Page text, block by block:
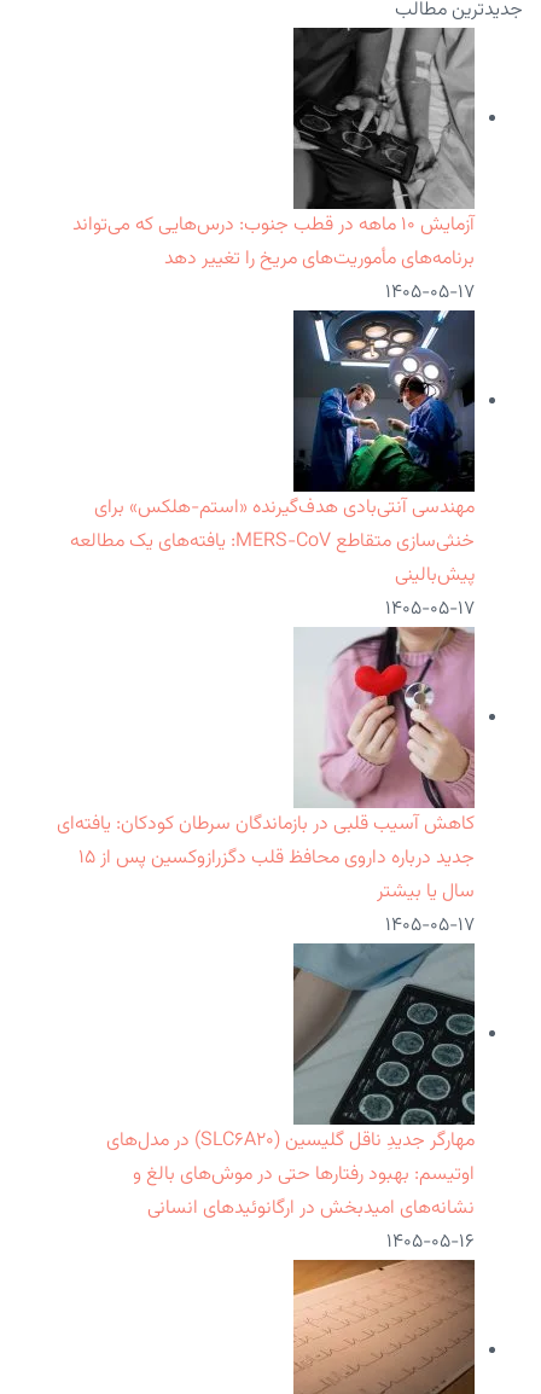
جدیدترین مطالب
آزمایش ۱۰ ماهه در قطب جنوب: درس‌هایی که می‌تواند
برنامه‌های مأموریت‌های مریخ را تغییر دهد
۱۴۰۵-۰۵-۱۷
مهندسی آنتی‌بادی هدف‌گیرنده «استم-هلکس» برای
خنثی‌سازی متقاطع MERS-CoV: یافته‌های یک مطالعه
پیش‌بالینی
۱۴۰۵-۰۵-۱۷
کاهش آسیب قلبی در بازماندگان سرطان کودکان: یافته‌ای
جدید درباره داروی محافظ قلب دگزرازوکسین پس از ۱۵
سال یا بیشتر
۱۴۰۵-۰۵-۱۷
مهارگر جدیدِ ناقل گلیسین (SLC۶A۲۰) در مدل‌های
اوتیسم: بهبود رفتارها حتی در موش‌های بالغ و
نشانه‌های امیدبخش در ارگانوئیدهای انسانی
۱۴۰۵-۰۵-۱۶